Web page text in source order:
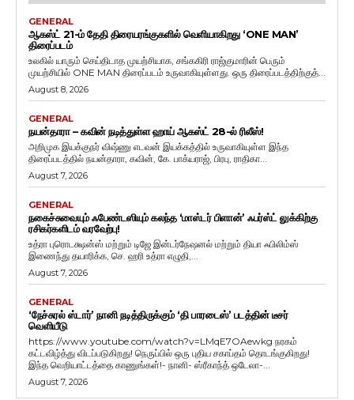
GENERAL
ஆகஸ்ட் 21-ம் தேதி திரையரங்குகளில் வெளியாகிறது ‘ONE MAN’
திரைப்படம்
உலகில் யாரும் செய்திடாத முயற்சியாக, சங்ககிரி ராஜ்குமாரின் பெரும்
முயற்சியில் ONE MAN திரைப்படம் உருவாகியுள்ளது. ஒரு திரைப்படத்திற்குத்...
August 8, 2026
GENERAL
நயன்தாரா – கவின் நடித்துள்ள ஹாய் ஆகஸ்ட் 28-ல் ரிலீஸ்!
அறிமுக இயக்குநர் விஷ்ணு எடவன் இயக்கத்தில் உருவாகியுள்ள இந்த
திரைப்படத்தில் நயன்தாரா, கவின், கே. பாக்யராஜ், பிரபு, ராதிகா...
August 7, 2026
GENERAL
நகைச்சுவையும் ஃபேண்டஸியும் கலந்த ‘மாஸ்டர் பிளான்’ ஃபர்ஸ்ட் லுக்கிற்கு
ரசிகர்களிடம் வரவேற்பு!
உத்ரா புரொடக்ஷன்ஸ் மற்றும் டிஜே இன்டர்நேஷனல் மற்றும் தியா ஃபிலிம்ஸ்
இணைந்து தயாரிக்க, செ. ஹரி உத்ரா எழுதி,...
August 7, 2026
GENERAL
‘நேச்சுரல் ஸ்டார்’ நானி நடித்திருக்கும் ‘தி பாரடைஸ்’ படத்தின் டீசர்
வெளியீடு
https://www.youtube.com/watch?v=LMqE7OAewkg நரகம்
கட்டவிழ்த்து விடப்படுகிறது! நெருப்பில் ஒரு புதிய சகாப்தம் தொடங்குகிறது!
இந்த வெறியாட்டத்தை காணுங்கள்!- நானி- ஸ்ரீகாந்த் ஒடேலா-...
August 7, 2026